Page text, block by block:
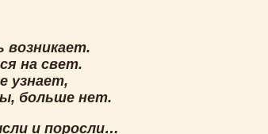
возникает.
на свет.
узнает,
больше нет.
и поросли…